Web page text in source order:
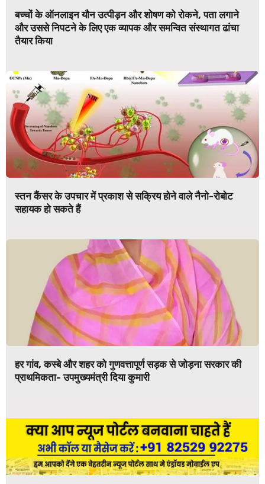
बच्चों के ऑनलाइन यौन उत्पीड़न और शोषण को रोकने, पता लगाने
और उससे निपटने के लिए एक व्यापक और समन्वित संस्थागत ढांचा
तैयार किया
स्तन कैंसर के उपचार में प्रकाश से सक्रिय होने वाले नैनो-रोबोट
सहायक हो सकते हैं
हर गांव, कस्बे और शहर को गुणवत्तापूर्ण सड़क से जोड़ना सरकार की
प्राथमिकता- उपमुख्यमंत्री दिया कुमारी